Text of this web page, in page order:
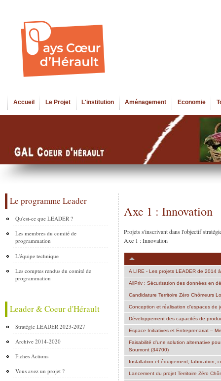
Menu principal
Accueil Le Projet L'institution Aménagement Economie
Le programme Leader
Qu'est-ce que LEADER ?
Les membres du comité de
programmation
L'équipe technique
Les comptes rendus du comité de
programmation
Leader & Coeur d'Hérault
Stratégie LEADER 2023-2027
Archive 2014-2020
Fiches Actions
Vous avez un projet ?
Axe 1 : Innovation
Projets s'inscrivant dans l'objectif
Axe 1 : Innovation
A LIRE - Les projets LEADER de 2014
AllPriv : Sécurisation des données en
Candidature Territoire Zéro Chômeurs
Conception et réalisation d’espaces de
Développement des capacités de
Espace Initiatives et Entreprenariat –
Faisabilité d'une solution alternative
Soumont (34700)
Installation et équipement, fabrication,
Lancement du projet Territoire Zéro